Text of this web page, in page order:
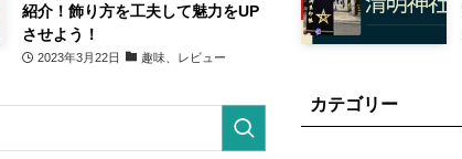
紹介！飾り方を工夫して魅力をUP
させよう！
2023年3月22日 趣味、レビュー
カテゴリー